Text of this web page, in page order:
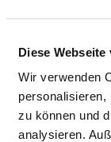
Diese
Wir verwenden
personalisieren,
zu können und
analysieren.
bildgebender
Operations
alle